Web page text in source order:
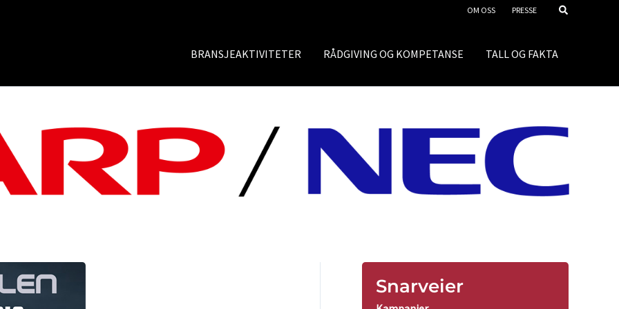
OM OSS PRESSE
BRANSJEAKTIVITETER RÅDGIVING OG KOMPETANSE TALL OG FAKTA
Snarveier